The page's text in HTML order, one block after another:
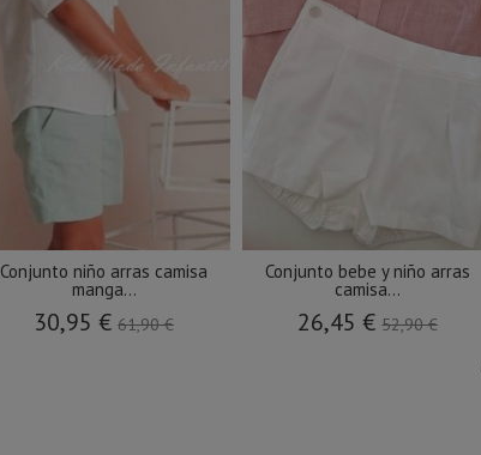
Conjunto niño arras camisa
manga...
30,95 €61,90 €
Conjunto bebe y niño arras
camisa...
26,45 €52,90 €